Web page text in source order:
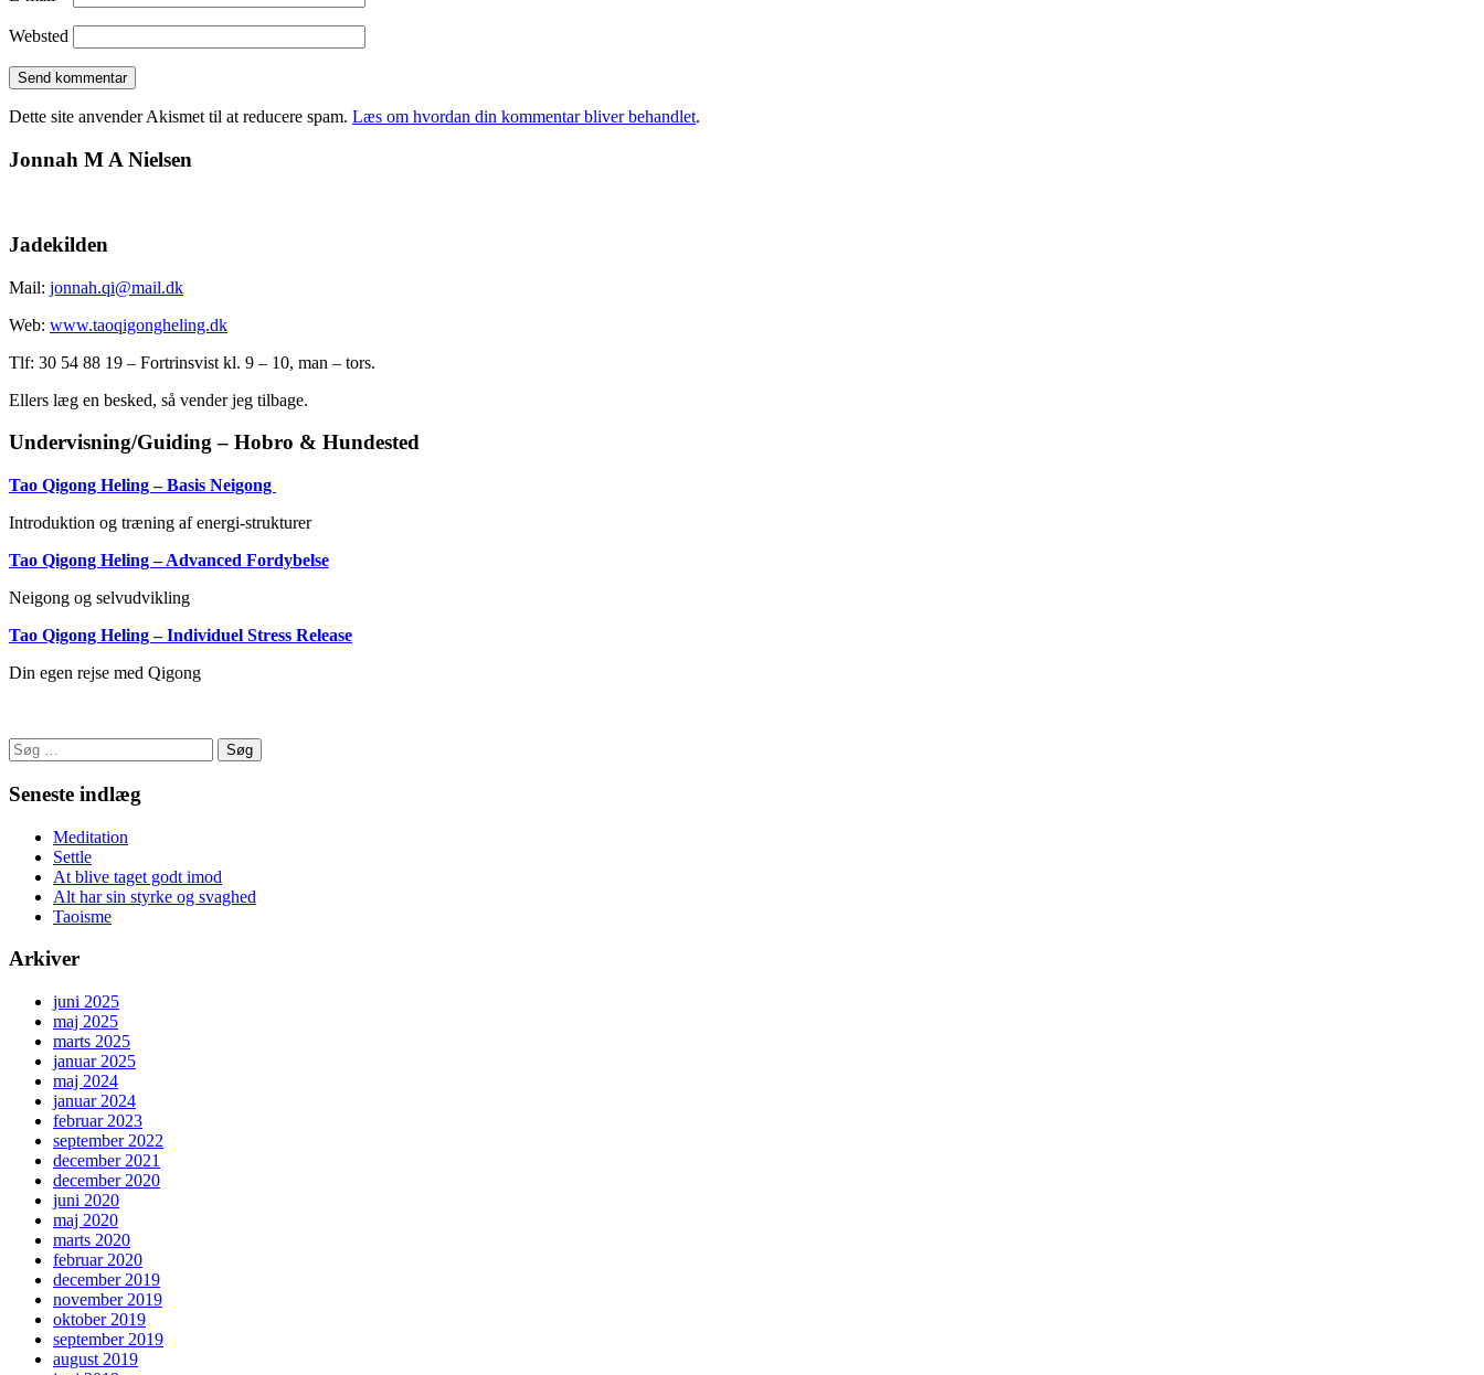
Websted
Dette site anvender Akismet til at reducere spam. Læs om hvordan din kommentar bliver behandlet.
Jonnah M A Nielsen
Jadekilden
Mail: jonnah.qi@mail.dk
Web: www.taoqigongheling.dk
Tlf: 30 54 88 19 – Fortrinsvist kl. 9 – 10, man – tors.
Ellers læg en besked, så vender jeg tilbage.
Undervisning/Guiding – Hobro & Hundested
Tao Qigong Heling – Basis Neigong
Introduktion og træning af energi-strukturer
Tao Qigong Heling – Advanced Fordybelse
Neigong og selvudvikling
Tao Qigong Heling – Individuel Stress Release
Din egen rejse med Qigong
Søg
efter:
Seneste indlæg
Meditation
Settle
At blive taget godt imod
Alt har sin styrke og svaghed
Taoisme
Arkiver
juni 2025
maj 2025
marts 2025
januar 2025
maj 2024
januar 2024
februar 2023
september 2022
december 2021
december 2020
juni 2020
maj 2020
marts 2020
februar 2020
december 2019
november 2019
oktober 2019
september 2019
august 2019